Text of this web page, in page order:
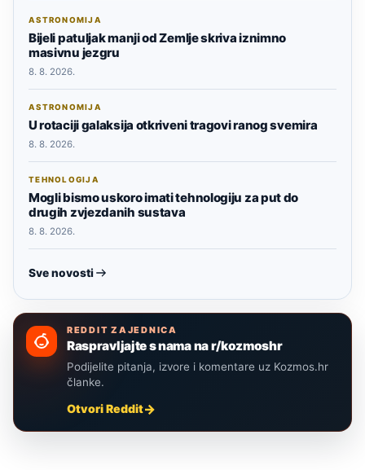
ASTRONOMIJA
Bijeli patuljak manji od Zemlje skriva iznimno
masivnu jezgru
8. 8. 2026.
ASTRONOMIJA
U rotaciji galaksija otkriveni tragovi ranog svemira
8. 8. 2026.
TEHNOLOGIJA
Mogli bismo uskoro imati tehnologiju za put do
drugih zvjezdanih sustava
8. 8. 2026.
Sve novosti
REDDIT ZAJEDNICA
Raspravljajte s nama na r/kozmoshr
Podijelite pitanja, izvore i komentare uz Kozmos.hr
članke.
Otvori Reddit